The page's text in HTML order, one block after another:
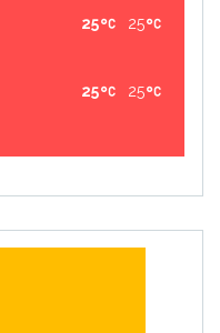
25
25
25
25